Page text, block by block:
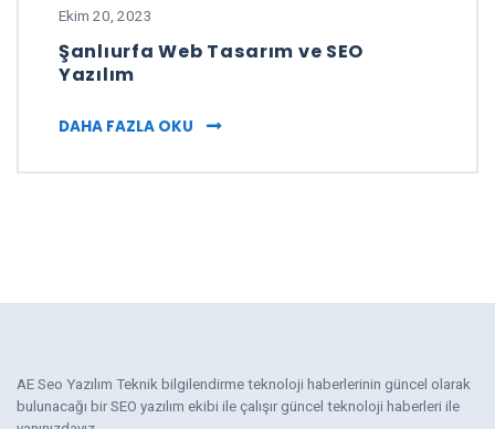
Ekim 20, 2023
Şanlıurfa Web Tasarım ve SEO
Yazılım
DAHA FAZLA OKU ŞANLIURFA WEB TASARIM VE SEO
AE Seo Yazılım Teknik bilgilendirme teknoloji haberlerinin güncel olarak
bulunacağı bir SEO yazılım ekibi ile çalışır güncel teknoloji haberleri ile